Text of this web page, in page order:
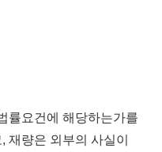
률요건에 해당하는가를
재량은 외부의 사실이